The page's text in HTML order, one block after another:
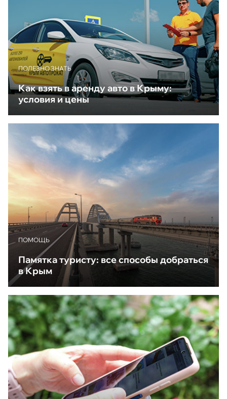
ПОЛЕЗНО ЗНАТЬ
Как взять в аренду авто в Крыму:
условия и цены
ПОМОЩЬ
Памятка туристу: все способы добраться
в Крым